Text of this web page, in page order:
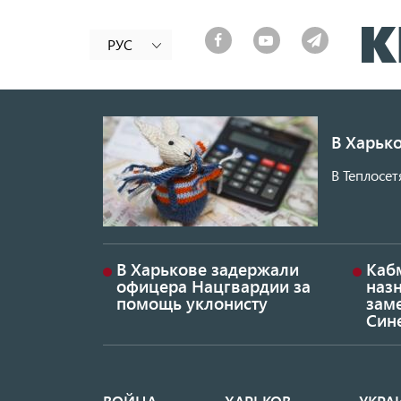
РУС
В
В
В Харькове задержали
офицера Нацгвардии за
помощь уклонисту